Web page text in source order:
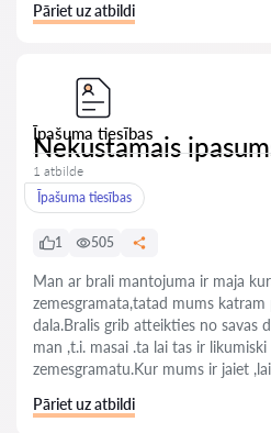
Pāriet uz atbildi
Īpašuma tiesības
Nekustamais
1 atbilde
Īpašuma tiesības
1 505
Man ar brali mantojuma ir maja
zemesgramata,tatad mums
dala.Bralis grib atteikties no savas
man ,t.i. masai .ta lai tas ir
zemesgramatu.Kur mums ir jaiet
Pāriet uz atbildi